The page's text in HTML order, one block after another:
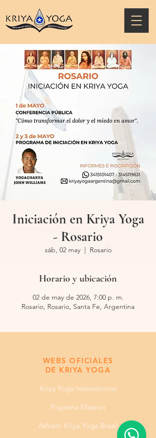
Iniciación en Kriya Yoga
- Rosario
sáb, 02 may
  |
Rosario
Horario y ubicación
02 de may de 2026, 7:00 p. m.
Rosario, Rosario, Santa Fe, Argentina
​​WEBS OFICIALES
DE KRIYA YOGA
Kriya Yoga International
Prajnana Mission
Ashram Kriya Yoga Brasil